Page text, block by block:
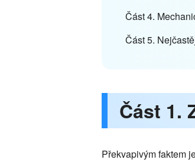
Část 4.
Část 5.
Část 1.
Překvapivým faktem